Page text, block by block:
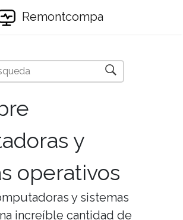
Remontcompa
y
operativos
y sistemas
increíble cantidad de